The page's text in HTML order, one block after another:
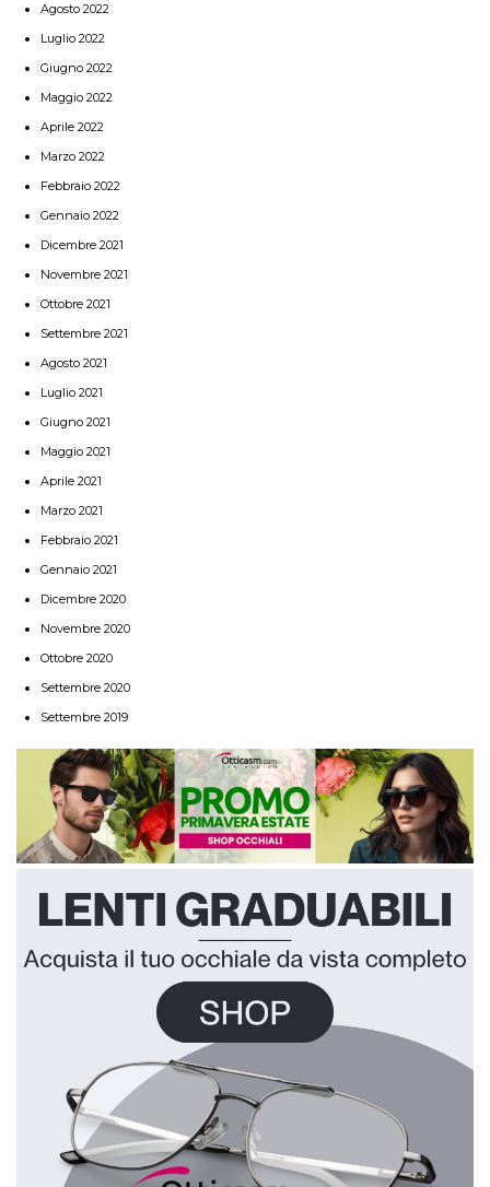
Agosto 2022
Luglio 2022
Giugno 2022
Maggio 2022
Aprile 2022
Marzo 2022
Febbraio 2022
Gennaio 2022
Dicembre 2021
Novembre 2021
Ottobre 2021
Settembre 2021
Agosto 2021
Luglio 2021
Giugno 2021
Maggio 2021
Aprile 2021
Marzo 2021
Febbraio 2021
Gennaio 2021
Dicembre 2020
Novembre 2020
Ottobre 2020
Settembre 2020
Settembre 2019